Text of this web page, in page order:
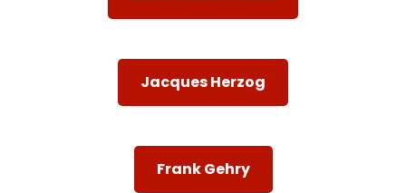
Jacques Herzog
Frank Gehry